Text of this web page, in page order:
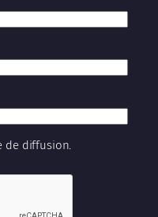
de diffusion.